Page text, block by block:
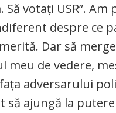
Să votați USR”.
despre ce
Dar să
meu de vedere,
adversarului
să ajungă la